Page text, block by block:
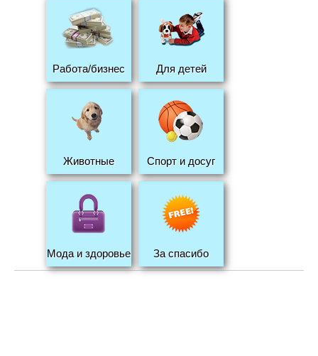
Работа/бизнес Для детей
Животные Спорт и досуг
Мода и здоровье За спасибо